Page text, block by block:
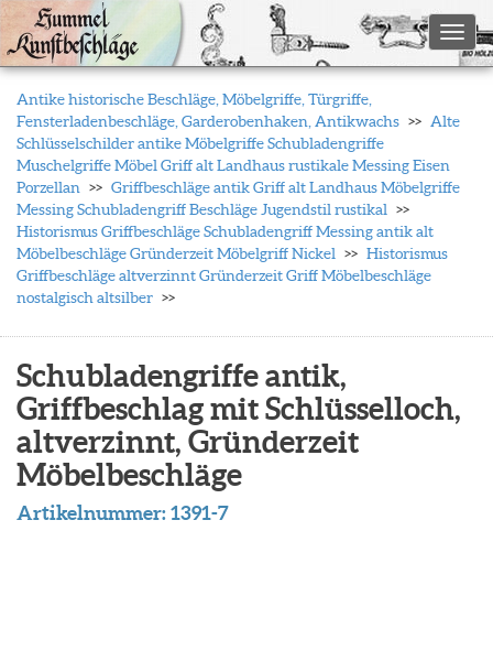
Antike historische Beschläge, Möbelgriffe, Türgriffe,
Fensterladenbeschläge, Garderobenhaken, Antikwachs
Alte
Schlüsselschilder antike Möbelgriffe Schubladengriffe
Muschelgriffe Möbel Griff alt Landhaus rustikale Messing Eisen
Porzellan
Griffbeschläge antik Griff alt Landhaus Möbelgriffe
Messing Schubladengriff Beschläge Jugendstil rustikal
Historismus Griffbeschläge Schubladengriff Messing antik alt
Möbelbeschläge Gründerzeit Möbelgriff Nickel
Historismus
Griffbeschläge altverzinnt Gründerzeit Griff Möbelbeschläge
nostalgisch altsilber
Schubladengriffe antik,
Griffbeschlag mit Schlüsselloch,
altverzinnt, Gründerzeit
Möbelbeschläge
Artikelnummer:1391-7